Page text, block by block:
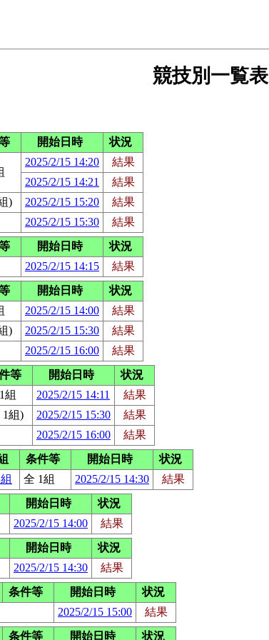
競技別一覧表
開始日時
状況
2025/2/15 14:20
結果
2025/2/15 14:21
結果
) 2025/2/15 15:20
結果
2025/2/15 15:30
結果
開始日時
状況
2025/2/15 14:15
結果
開始日時
状況
2025/2/15 14:00
結果
) 2025/2/15 15:30
結果
2025/2/15 16:00
結果
等 開始日時
状況
組 2025/2/15 14:11
結果
1組) 2025/2/15 15:30
結果
2025/2/15 16:00
結果
条件等 開始日時
状況
全 1組 2025/2/15 14:30
結果
開始日時
状況
2025/2/15 14:00
結果
開始日時
状況
2025/2/15 14:30
結果
条件等 開始日時
状況
2025/2/15 15:00
結果
条件等 開始日時 状況